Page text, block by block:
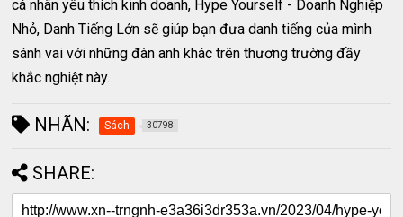
cá nhân yêu thích kinh doanh, Hype Yourself - Doanh Nghiệp
Nhỏ, Danh Tiếng Lớn sẽ giúp bạn đưa danh tiếng của mình
sánh vai với những đàn anh khác trên thương trường đầy
khắc nghiệt này.
NHÃN: Sách 30798
SHARE: